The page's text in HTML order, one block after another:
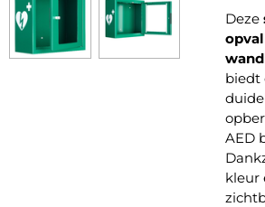
Deze
biedt
AED
kleur